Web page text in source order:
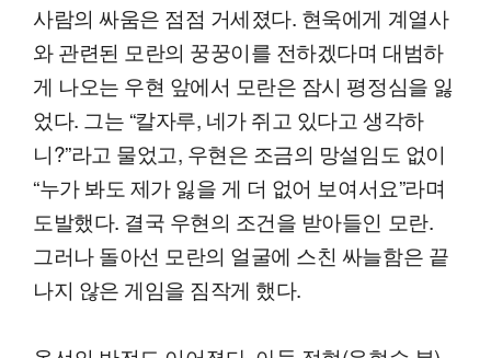
사람의 싸움은 점점 거세졌다. 현욱에게 계열사
와 관련된 모란의 꿍꿍이를 전하겠다며 대범하
게 나오는 우현 앞에서 모란은 잠시 평정심을 잃
었다. 그는 “칼자루, 네가 쥐고 있다고 생각하
니?”라고 물었고, 우현은 조금의 망설임도 없이
“누가 봐도 제가 잃을 게 더 없어 보여서요”라며
도발했다. 결국 우현의 조건을 받아들인 모란.
그러나 돌아선 모란의 얼굴에 스친 싸늘함은 끝
나지 않은 게임을 짐작게 했다.